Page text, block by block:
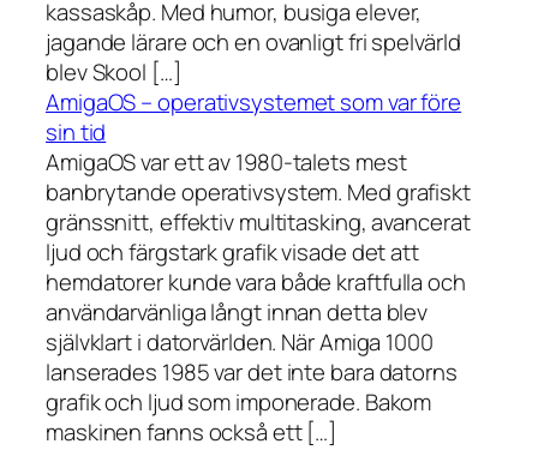
kassaskåp. Med humor, busiga elever,
jagande lärare och en ovanligt fri spelvärld
blev Skool […]
AmigaOS – operativsystemet som var före
sin tid
AmigaOS var ett av 1980-talets mest
banbrytande operativsystem. Med grafiskt
gränssnitt, effektiv multitasking, avancerat
ljud och färgstark grafik visade det att
hemdatorer kunde vara både kraftfulla och
användarvänliga långt innan detta blev
självklart i datorvärlden. När Amiga 1000
lanserades 1985 var det inte bara datorns
grafik och ljud som imponerade. Bakom
maskinen fanns också ett […]